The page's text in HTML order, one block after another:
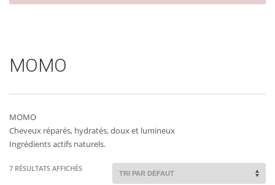
MOMO
MOMO
Cheveux réparés, hydratés, doux et lumineux
Ingrédients actifs naturels.
7 RÉSULTATS AFFICHÉS